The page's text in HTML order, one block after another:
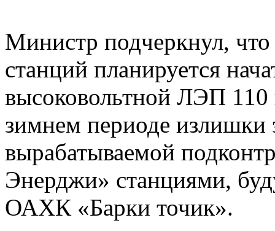
Министр подчеркнул,
станций планируется
высоковольтной ЛЭП 110
зимнем периоде излишки
вырабатываемой
Энерджи» станциями,
ОАХК «Барки точик».